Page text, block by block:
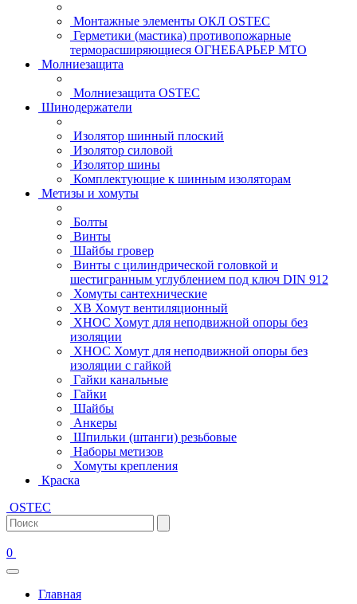
Монтажные элементы ОКЛ OSTEC
Герметики (мастика) противопожарные
терморасширяющиеся ОГНЕБАРЬЕР МТО
Молниезащита
Молниезащита OSTEC
Шинодержатели
Изолятор шинный плоский
Изолятор силовой
Изолятор шины
Комплектующие к шинным изоляторам
Метизы и хомуты
Болты
Винты
Шайбы гровер
Винты с цилиндрической головкой и
шестигранным углублением под ключ DIN 912
Хомуты сантехнические
ХВ Хомут вентиляционный
ХНОС Хомут для неподвижной опоры без
изоляции
ХНОС Хомут для неподвижной опоры без
изоляции с гайкой
Гайки канальные
Гайки
Шайбы
Анкеры
Шпильки (штанги) резьбовые
Наборы метизов
Хомуты крепления
Краска
OSTEC
0
Главная